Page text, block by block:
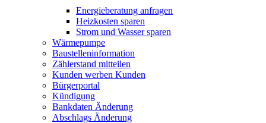
Energieberatung anfragen
Heizkosten sparen
Strom und Wasser sparen
Wärmepumpe
Baustelleninformation
Zählerstand mitteilen
Kunden werben Kunden
Bürgerportal
Kündigung
Bankdaten Änderung
Abschlags Änderung